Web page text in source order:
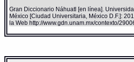
Gran Diccionario Náhuatl [en línea].
México [Ciudad Universitaria, México D.F.]:
la Web http://www.gdn.unam.mx/contexto/